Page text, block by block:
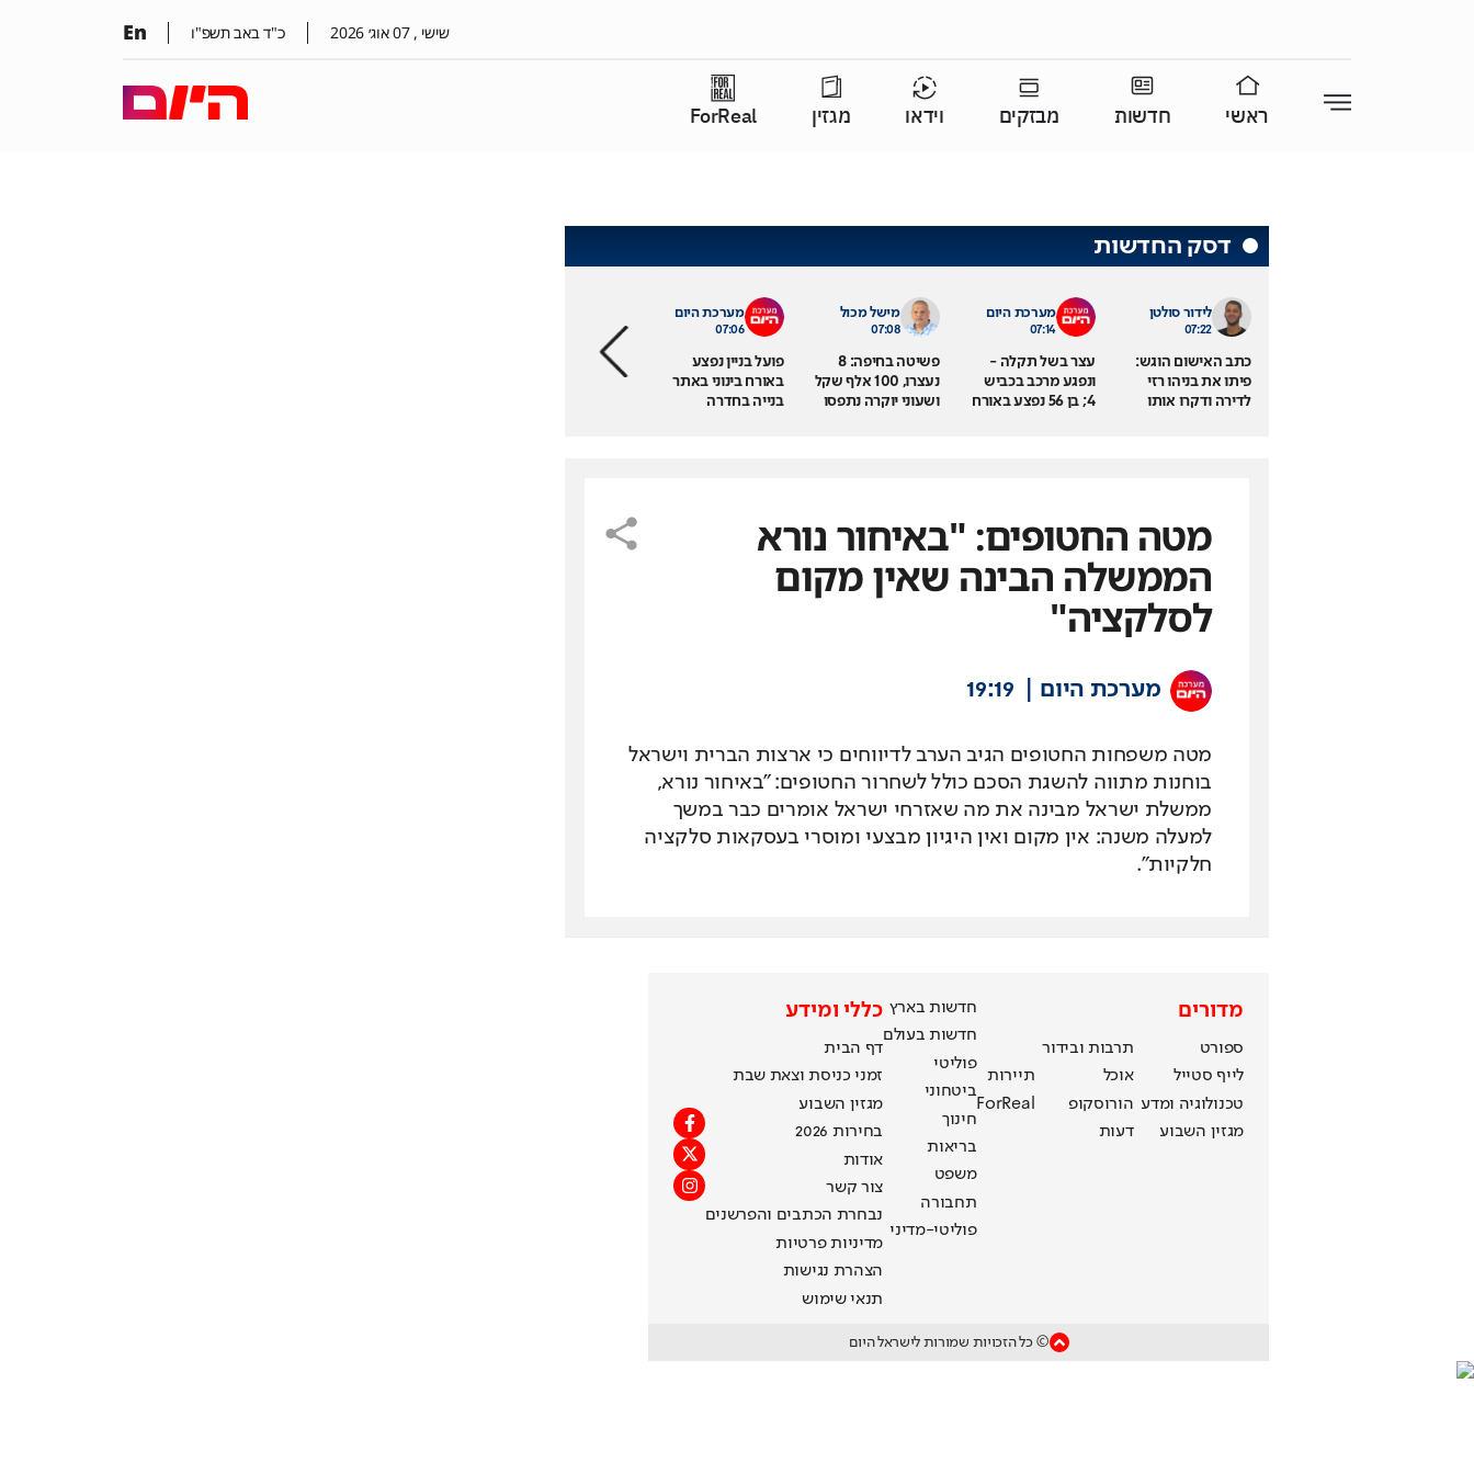
שישי , 07אוג׳ 2026 כ"ד באב תשפ"ו En
ראשי חדשות מבזקים וידאו מגזין ForReal
דסק החדשות
לידור סולטן
07:22
כתב האישום הוגש:
פיתו את בניהו רזי
לדירה ודקרו אותו
מערכת היום
07:14
עצר בשל תקלה -
ונפגע מרכב בכביש
4; בן 56 נפצע באורח
מישל מכול
07:08
פשיטה בחיפה: 8
נעצרו, 100 אלף שקל
ושעוני יוקרה נתפסו
מערכת היום
07:06
פועל בניין נפצע
באורח בינוני באתר
בנייה בחדרה
מטה החטופים: "באיחור נורא
הממשלה הבינה שאין מקום
לסלקציה"
מערכת היום 19:19
מטה משפחות החטופים הגיב הערב לדיווחים כי ארצות הברית וישראל
בוחנות מתווה להשגת הסכם כולל לשחרור החטופים: "באיחור נורא,
ממשלת ישראל מבינה את מה שאזרחי ישראל אומרים כבר במשך
למעלה משנה: אין מקום ואין היגיון מבצעי ומוסרי בעסקאות סלקציה
חלקיות".
מדורים
ספורט
תרבות ובידור
לייף סטייל
אוכל
תיירות
טכנולוגיה ומדע הורוסקופ
ForReal
מגזין השבוע
דעות
חדשות בארץ
חדשות בעולם
פוליטי
ביטחוני
חינוך
בריאות
משפט
תחבורה
פוליטי-מדיני
כללי ומידע
דף הבית
זמני כניסת וצאת שבת
מגזין השבוע
בחירות 2026
אודות
צור קשר
נבחרת הכתבים והפרשנים
מדיניות פרטיות
הצהרת נגישות
תנאי שימוש
© כל הזכויות שמורות לישראל היום